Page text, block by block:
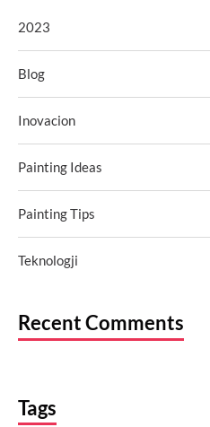
2023
Blog
Inovacion
Painting Ideas
Painting Tips
Teknologji
Recent Comments
Tags